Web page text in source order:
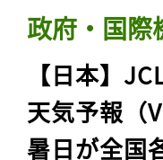
政府・国際
【日本】
天気予報（
暑日が全国